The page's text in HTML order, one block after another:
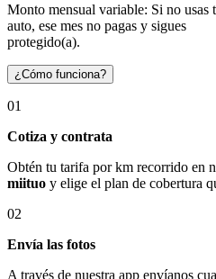
Monto mensual variable: Si no usas
auto, ese mes no pagas y sigues
protegido(a).
¿Cómo funciona?
01
Cotiza y contrata
Obtén tu tarifa por km recorrido en
miituo y elige el plan de cobertura
02
Envía las fotos
A través de nuestra app envíanos